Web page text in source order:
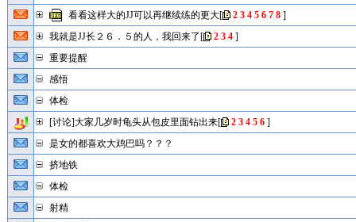
看看这样大的JJ可以再继续练的更大[ 2 3 4 5 6 7 8]
我就是JJ长２６．５的人，我回来了 [ 2 3 4]
重要提醒
感悟
体检
[讨论]大家几岁时龟头从包皮里面钻出来[ 2 3 4 5 6]
是女的都喜欢大鸡巴吗？？？
挤地铁
体检
射精